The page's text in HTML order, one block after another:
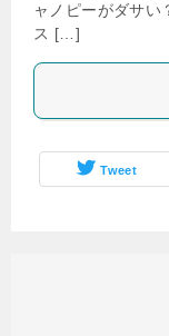
ャノピーがダサい
ス […]
Tweet